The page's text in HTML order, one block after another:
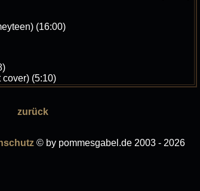
(16:00)
(5:10)
zurück
© by pommesgabel.de 2003 - 2026